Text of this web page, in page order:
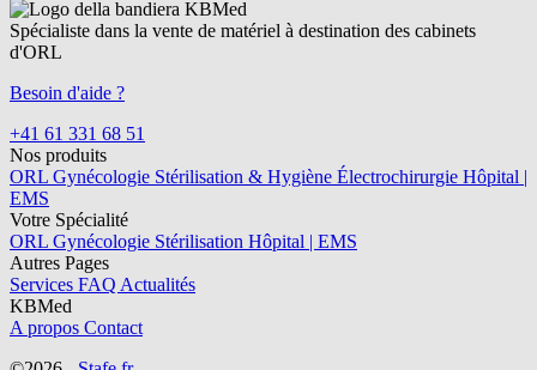
Spécialiste dans la vente de matériel à destination des cabinets
d'ORL
Besoin d'aide ?
+41 61 331 68 51
Nos produits
ORL Gynécologie Stérilisation & Hygiène Électrochirurgie Hôpital |
EMS
Votre Spécialité
ORL Gynécologie Stérilisation Hôpital | EMS
Autres Pages
Services FAQ Actualités
KBMed
A propos Contact